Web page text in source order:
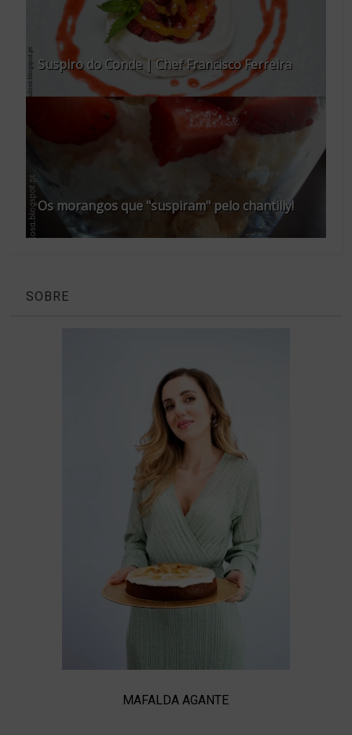
Suspiro do Conde | Chef Francisco Ferreira
Os morangos que "suspiram" pelo chantilly!
SOBRE
MAFALDA AGANTE